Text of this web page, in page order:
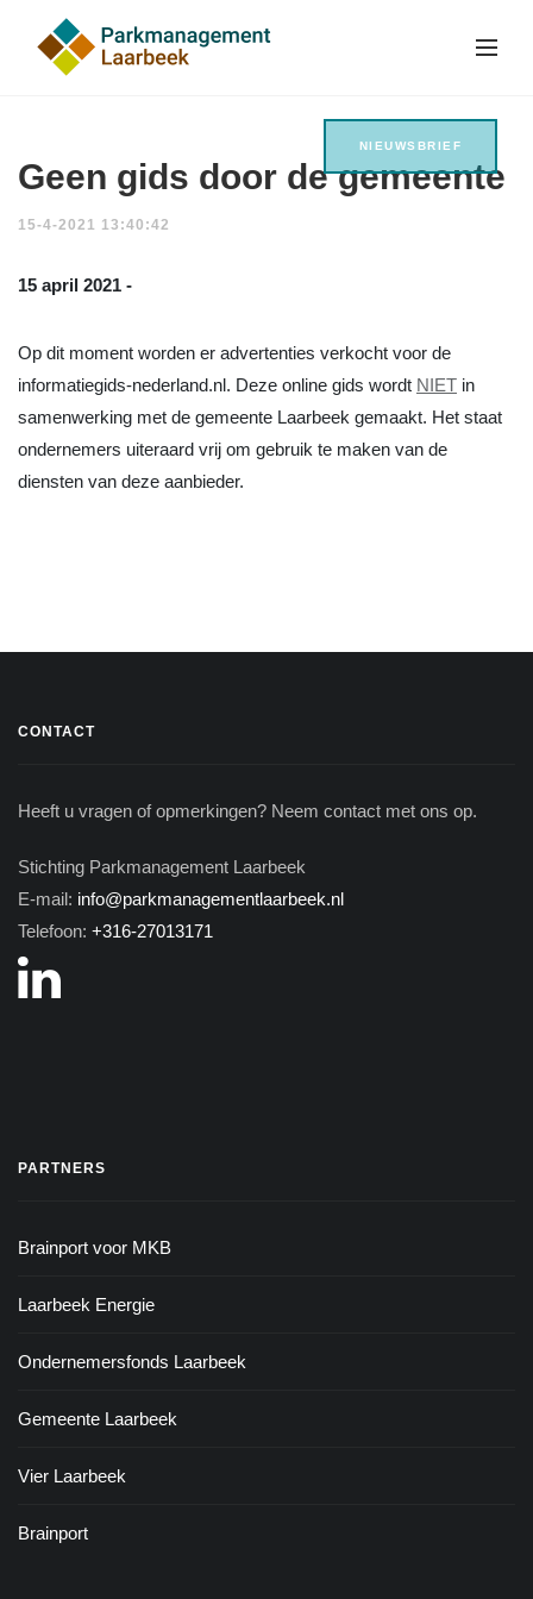
Geen gids door de gemeente
15-4-2021 13:40:42
15 april 2021 -
Op dit moment worden er advertenties verkocht voor de
informatiegids-nederland.nl. Deze online gids wordt NIET in
samenwerking met de gemeente Laarbeek gemaakt. Het staat
ondernemers uiteraard vrij om gebruik te maken van de
diensten van deze aanbieder.
CONTACT
Heeft u vragen of opmerkingen? Neem contact met ons op.
Stichting Parkmanagement Laarbeek
E-mail: info@parkmanagementlaarbeek.nl
Telefoon: +316-27013171
PARTNERS
Brainport voor MKB
Laarbeek Energie
Ondernemersfonds Laarbeek
Gemeente Laarbeek
Vier Laarbeek
Brainport
NIEUWSBRIEF